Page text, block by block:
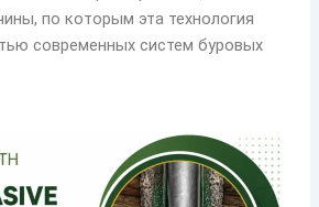
по которым эта технология
современных систем буровых